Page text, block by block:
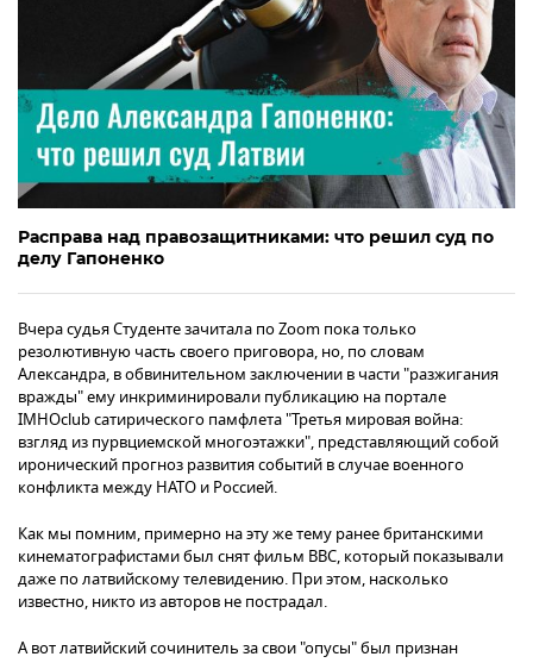
Расправа над правозащитниками: что решил суд по
делу Гапоненко
Вчера судья Студенте зачитала по Zoom пока только
резолютивную часть своего приговора, но, по словам
Александра, в обвинительном заключении в части "разжигания
вражды" ему инкриминировали публикацию на портале
IMHOclub сатирического памфлета "Третья мировая война:
взгляд из пурвциемской многоэтажки", представляющий собой
иронический прогноз развития событий в случае военного
конфликта между НАТО и Россией.
Как мы помним, примерно на эту же тему ранее британскими
кинематографистами был снят фильм ВВС, который показывали
даже по латвийскому телевидению. При этом, насколько
известно, никто из авторов не пострадал.
А вот латвийский сочинитель за свои "опусы" был признан